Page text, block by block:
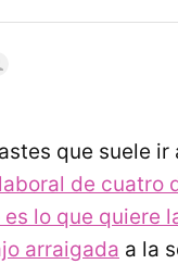
que suele
de cuatro
es lo que quiere
arraigada a la